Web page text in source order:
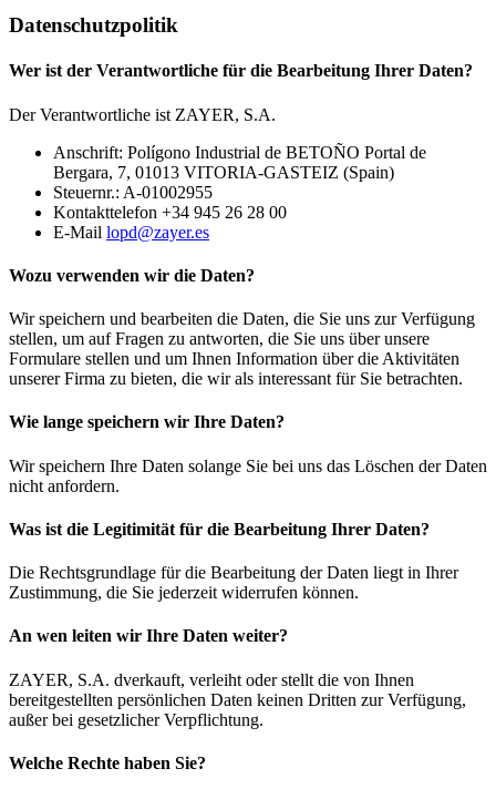
Datenschutzpolitik
Wer ist der Verantwortliche für die Bearbeitung Ihrer Daten?
Der Verantwortliche ist ZAYER, S.A.
Anschrift: Polígono Industrial de BETOÑO Portal de
Bergara, 7, 01013 VITORIA-GASTEIZ (Spain)
Steuernr.: A-01002955
Kontakttelefon +34 945 26 28 00
E-Mail lopd@zayer.es
Wozu verwenden wir die Daten?
Wir speichern und bearbeiten die Daten, die Sie uns zur Verfügung
stellen, um auf Fragen zu antworten, die Sie uns über unsere
Formulare stellen und um Ihnen Information über die Aktivitäten
unserer Firma zu bieten, die wir als interessant für Sie betrachten.
Wie lange speichern wir Ihre Daten?
Wir speichern Ihre Daten solange Sie bei uns das Löschen der Daten
nicht anfordern.
Was ist die Legitimität für die Bearbeitung Ihrer Daten?
Die Rechtsgrundlage für die Bearbeitung der Daten liegt in Ihrer
Zustimmung, die Sie jederzeit widerrufen können.
An wen leiten wir Ihre Daten weiter?
ZAYER, S.A. dverkauft, verleiht oder stellt die von Ihnen
bereitgestellten persönlichen Daten keinen Dritten zur Verfügung,
außer bei gesetzlicher Verpflichtung.
Welche Rechte haben Sie?